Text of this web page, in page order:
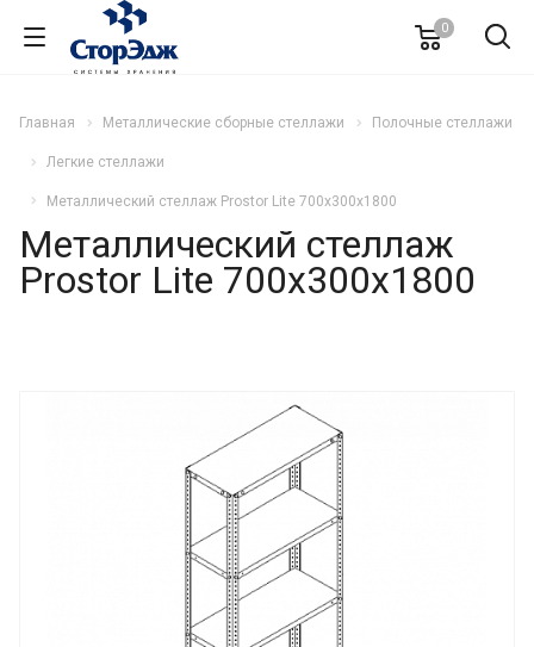
0
Главная Металлические сборные стеллажи Полочные стеллажи
Легкие стеллажи
Металлический стеллаж Prostor Lite 700x300x1800
Металлический стеллаж
Prostor Lite 700x300x1800